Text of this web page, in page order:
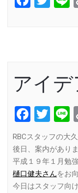
アイ
RBCスタッフの大久
後日、案内がありま
平成１９年１月勉
樋口健夫さんをお
今日はスタッフ向